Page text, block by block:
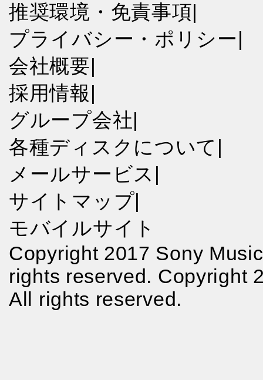
推奨環境・免責事項|
プライバシー・ポリシー|
会社概要|
採用情報 |
グループ会社|
各種ディスクについて |
メールサービス |
サイトマップ|
モバイルサイト
Copyright 2017 Sony
rights reserved. Copyright
All rights reserved.